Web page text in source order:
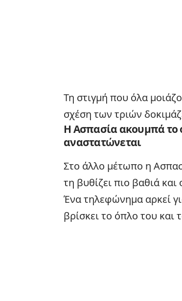
Τη στιγμή που όλα
σχέση των τριών
Η Ασπασία ακουμπά το
αναστατώνεται
Στο άλλο μέτωπο η
τη βυθίζει πιο βαθιά
Ένα τηλεφώνημα αρκεί
βρίσκει το όπλο του και